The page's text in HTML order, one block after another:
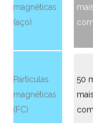
magnéticas
(aço)
Partículas
magnéticas
(FC)
50